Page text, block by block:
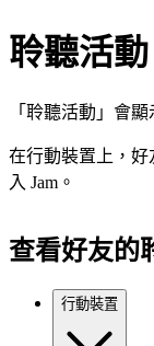
聆聽活動
「聆聽活動」會
在行動裝置上，好
入 Jam。
查看好友的
行動裝置